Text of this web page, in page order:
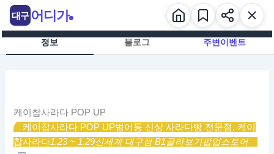
츠
정보 블로그 주변이벤트
케이찹사라다 POP UP
케이찹사라다 POP UP범어동 신상 사라다빵 전문점, 케이
찹사라다1.23 ~ 1.29신세계 대구점 B1골라보기팝업스토어
대구 어디가